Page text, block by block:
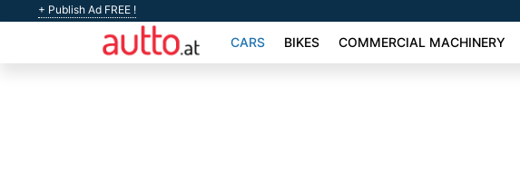
+ Publish Ad FREE !
CARS BIKES COMMERCIAL MACHINERY